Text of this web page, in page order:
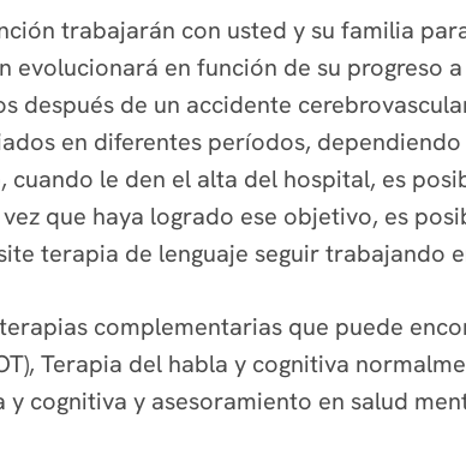
trabajarán con usted y su familia
evolucionará en función de su progreso
después de un accidente
en diferentes períodos,
le den el alta del hospital, es
que haya logrado ese objetivo, es
terapia de lenguaje seguir trabajando
complementarias que puede
Terapia del habla y cognitiva
y cognitiva y asesoramiento en salud